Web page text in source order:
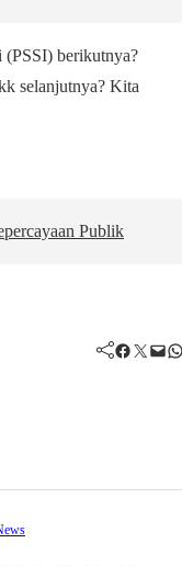
(PSSI) berikutnya?
selanjutnya? Kita
Publik
Facebook Twitter Mail WhatsApp